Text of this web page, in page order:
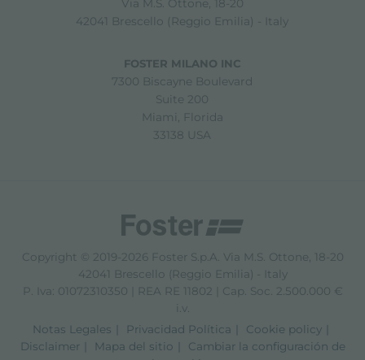
Via M.S. Ottone, 18-20
42041 Brescello (Reggio Emilia) - Italy
FOSTER MILANO INC
7300 Biscayne Boulevard
Suite 200
Miami, Florida
33138 USA
Copyright © 2019-2026 Foster S.p.A. Via M.S. Ottone, 18-20
42041 Brescello (Reggio Emilia) - Italy
P. Iva: 01072310350 | REA RE 11802 | Cap. Soc. 2.500.000 €
i.v.
Notas Legales
Privacidad Política
Cookie policy
Disclaimer
Mapa del sitio
Cambiar la configuración de